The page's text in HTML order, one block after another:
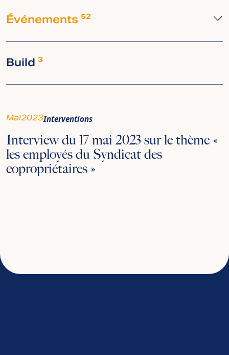
Événements 52
Build 3
Mai2023Interventions
Interview du 17 mai 2023 sur le thème «
les employés du Syndicat des
copropriétaires »